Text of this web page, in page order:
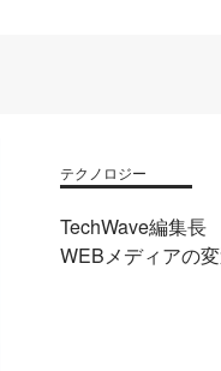
テクノロジー
TechWave編集
WEBメディアの